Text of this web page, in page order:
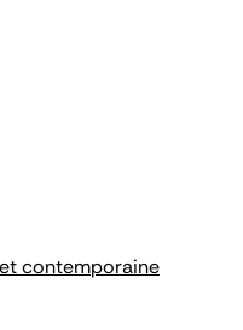
contemporaine